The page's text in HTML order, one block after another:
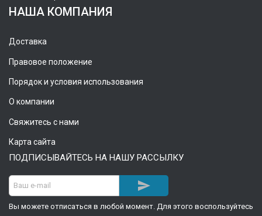
НАША КОМПАНИЯ
Доставка
Правовое положение
Порядок и условия использования
О компании
Свяжитесь с нами
Карта сайта
ПОДПИСЫВАЙТЕСЬ НА НАШУ РАССЫЛКУ

Вы можете отписаться в любой момент. Для этого воспользуйтесь